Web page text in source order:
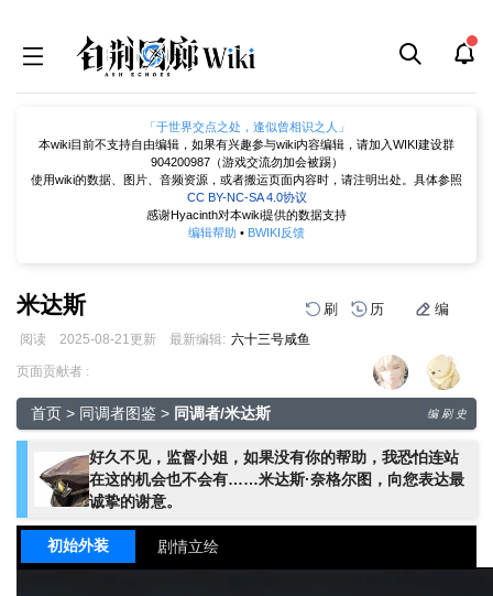
「于世界交点之处，逢似曾相识之人」
本wiki目前不支持自由编辑，如果有兴趣参与wiki内容编辑，请加入WIKI建设群
904200987（游戏交流勿加会被踢）
使用wiki的数据、图片、音频资源，或者搬运页面内容时，请注明出处。具体参照
CC BY-NC-SA 4.0协议
感谢Hyacinth对本wiki提供的数据支持
编辑帮助 • BWIKI反馈
米达斯 刷 历 编
阅读 2025-08-21更新 最新编辑: 六十三号咸鱼
跳
导
航
跳
搜
索
页面贡献者 :
首页 > 同调者图鉴 > 同调者/米达斯 编 刷 史
好久不见，监督小姐，如果没有你的帮助，我恐怕连站
在这的机会也不会有……米达斯·奈格尔图，向您表达最
诚挚的谢意。
初始外装 剧情立绘